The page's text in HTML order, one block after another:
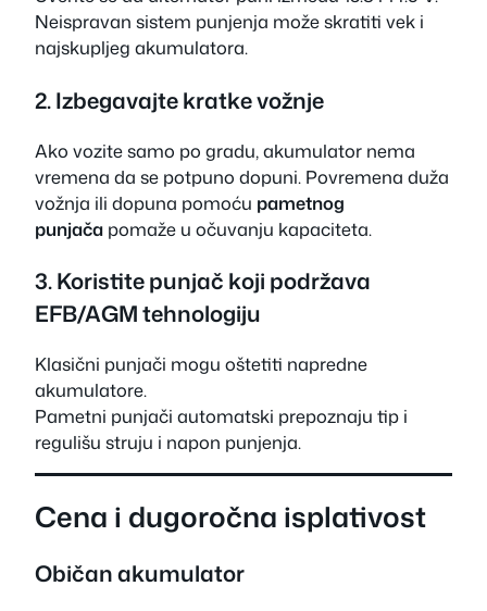
Neispravan sistem punjenja može skratiti vek i
najskupljeg akumulatora.
2. Izbegavajte kratke vožnje
Ako vozite samo po gradu, akumulator nema
vremena da se potpuno dopuni. Povremena duža
vožnja ili dopuna pomoću pametnog
punjača pomaže u očuvanju kapaciteta.
3. Koristite punjač koji podržava
EFB/AGM tehnologiju
Klasični punjači mogu oštetiti napredne
akumulatore.
Pametni punjači automatski prepoznaju tip i
regulišu struju i napon punjenja.
Cena i dugoročna isplativost
Običan akumulator